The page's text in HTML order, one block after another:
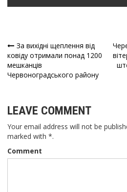
Навігація
записів
За вихідні щеплення від
ковіду отримали понад 1200
мешканців
Червоноградського району
LEAVE COMMENT
Your email address will not be
marked with *.
Comment